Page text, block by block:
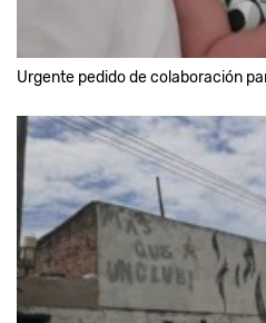
Urgente pedido de colaboración